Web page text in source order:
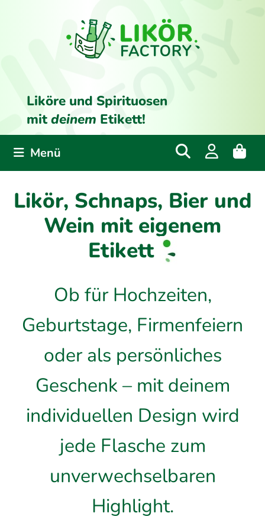
Liköre und Spirituosen
mitdeinem Etikett!
Menü
Likör, Schnaps, Bier und
Wein mit eigenem
Etikett
Ob für Hochzeiten,
Geburtstage, Firmenfeiern
oder als persönliches
Geschenk – mit deinem
individuellen Design wird
jede Flasche zum
unverwechselbaren
Highlight.